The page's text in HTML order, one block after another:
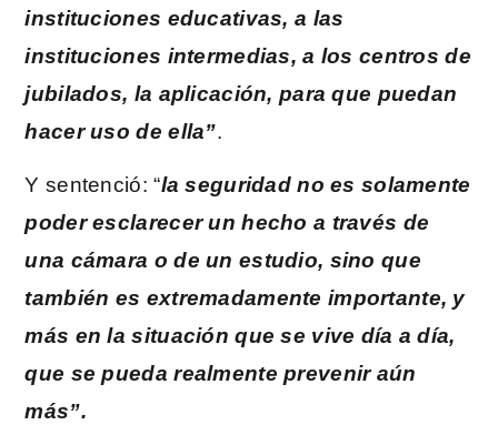
instituciones educativas, a las
instituciones intermedias, a los centros de
jubilados, la aplicación, para que puedan
hacer uso de ella”.
Y sentenció: “la seguridad no es solamente
poder esclarecer un hecho a través de
una cámara o de un estudio, sino que
también es extremadamente importante, y
más en la situación que se vive día a día,
que se pueda realmente prevenir aún
más”.